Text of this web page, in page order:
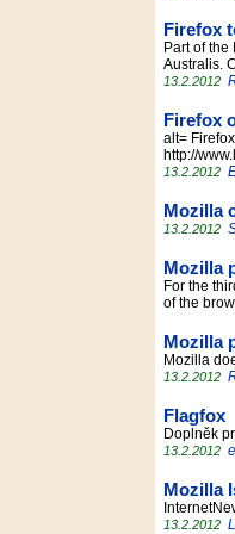
Firefox
Part of
Australis.
13.2.2012
Firefox
alt=
http://
13.2.2012
Mozilla
13.2.2012
Mozilla
For the
of the
Mozilla
Mozilla
13.2.2012
Flagfox
Doplněk
13.2.2012
Mozilla
13.2.2012